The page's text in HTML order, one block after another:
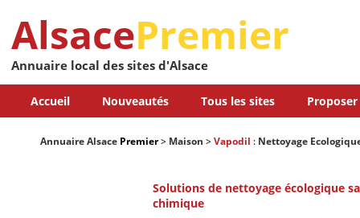
AlsacePremier
Annuaire local des sites d'Alsace
Accueil Nouveautés Tous les sites
Annuaire Alsace Premier> Maison >Vapodil : Nettoyage
Solutions de nettoyage écologique
chimique